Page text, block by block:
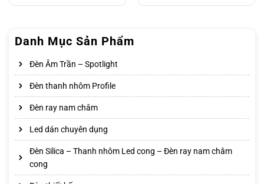
Danh Mục Sản Phẩm
Đèn Âm Trần – Spotlight
Đèn thanh nhôm Profile
Đèn ray nam châm
Led dán chuyên dụng
Đèn Silica – Thanh nhôm Led cong – Đèn ray nam châm
cong